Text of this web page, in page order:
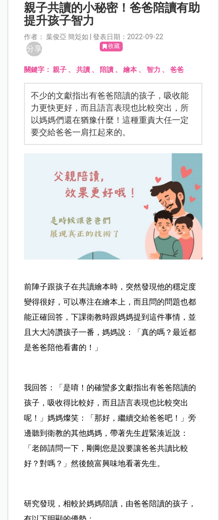
親子共讀的小秘密！爸爸陪讀有助
提升孩子智力
作者： 葉俊亞 簡彣如 | 發表日期：2022-09-22
分享 收藏
關鍵字：親子 、共讀 、 陪讀 、繪本 、智力 、爸爸
不少的文獻指出有爸爸陪讀的孩子，吸收能
力更快更好，而且語言表現也比較突出，所
以媽媽們還在猶豫什麼！這種重責大任一定
要交給爸爸一肩扛起來的。
前陣子跟孩子在共讀繪本時，突然發現他的穩定度
變得很好，可以專注在繪本上，而且問的問題也都
能正確回答 ，下課衛教時跟媽媽提到這件事情，並
且大大誇讚孩子一番，媽媽說：「真的嗎？最近都
是爸爸陪他看書的 ！ 」
我回答：「是唷！的確蠻多文獻指出有爸爸陪讀的
孩子，吸收得比較好，而且語言表現也比較突出
呢！」媽媽燦笑：「那好，繼續交給爸爸吧 ！ 」旁
邊聽到衛教的其他媽媽，帶著先生趕緊湊近說：
「老師請問一下，剛剛您是說要讓爸爸共讀比較
好？對嗎？」然後饒富興味地看著先生。
研究發現，相較於媽媽陪讀，由爸爸陪讀的孩子，